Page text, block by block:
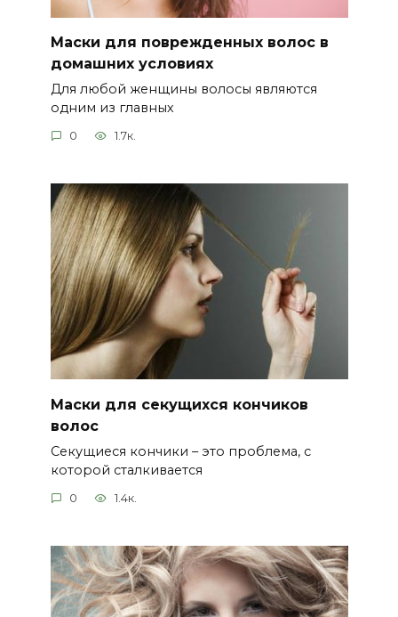
Маски для поврежденных волос в
домашних условиях
Для любой женщины волосы являются
одним из главных
0 1.7к.
Маски для секущихся кончиков
волос
Секущиеся кончики – это проблема, с
которой сталкивается
0 1.4к.